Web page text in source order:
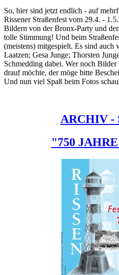
So, hier sind jetzt endlich - auf
Rissener Straßenfest vom 29.4. -
Bildern von der Bronx-Party und
tolle Stimmung! Und beim
(meistens) mitgespielt. Es sind
Laatzen; Gesa Junge; Thorsten
Schmedding dabei. Wer noch
drauf möchte, der möge bitte
Und nun viel Spaß beim Fotos
ARCHIV -
"750